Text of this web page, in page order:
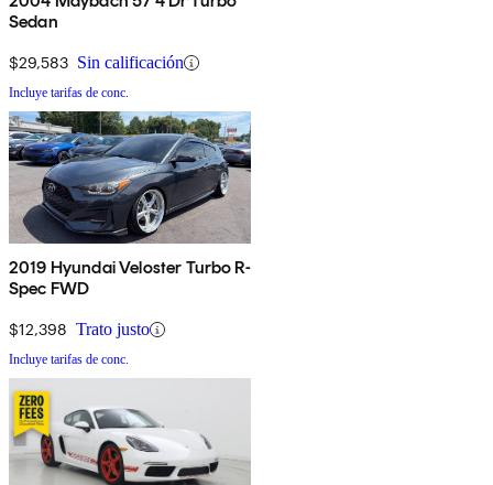
Sedan
$29,583 Sin calificación
Incluye tarifas de conc.
2019 Hyundai Veloster Turbo R-
Spec FWD
$12,398 Trato justo
Incluye tarifas de conc.